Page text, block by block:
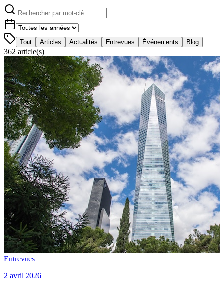
Tout Articles Actualités Entrevues Événements Blog
362 article(s)
Entrevues
2 avril 2026